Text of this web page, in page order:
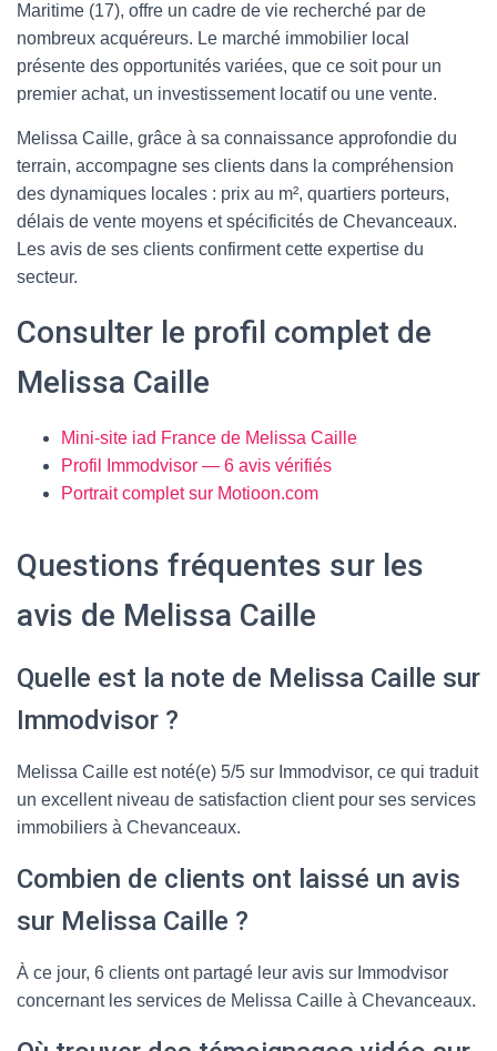
Maritime (17), offre un cadre de vie recherché par de
nombreux acquéreurs. Le marché immobilier local
présente des opportunités variées, que ce soit pour un
premier achat, un investissement locatif ou une vente.
Melissa Caille, grâce à sa connaissance approfondie du
terrain, accompagne ses clients dans la compréhension
des dynamiques locales : prix au m², quartiers porteurs,
délais de vente moyens et spécificités de Chevanceaux.
Les avis de ses clients confirment cette expertise du
secteur.
Consulter le profil complet de
Melissa Caille
Mini-site iad France de Melissa Caille
Profil Immodvisor — 6 avis vérifiés
Portrait complet sur Motioon.com
Questions fréquentes sur les
avis de Melissa Caille
Quelle est la note de Melissa Caille sur
Immodvisor ?
Melissa Caille est noté(e) 5/5 sur Immodvisor, ce qui traduit
un excellent niveau de satisfaction client pour ses services
immobiliers à Chevanceaux.
Combien de clients ont laissé un avis
sur Melissa Caille ?
À ce jour, 6 clients ont partagé leur avis sur Immodvisor
concernant les services de Melissa Caille à Chevanceaux.